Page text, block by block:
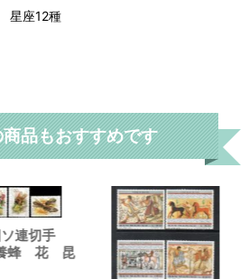
星座12種
商品もおすすめです
連切手
蜂 花 昆